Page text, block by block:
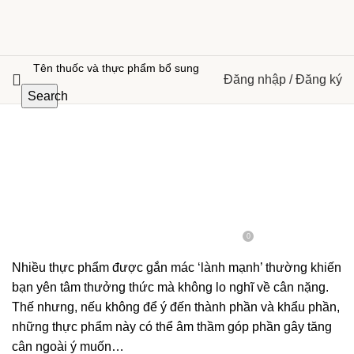
Search
Đăng nhập / Đăng ký
0
Nhiều thực phẩm được gắn mác ‘lành mạnh’ thường khiến
bạn yên tâm thưởng thức mà không lo nghĩ về cân nặng.
Thế nhưng, nếu không để ý đến thành phần và khẩu phần,
những thực phẩm này có thể âm thầm góp phần gây tăng
cân ngoài ý muốn…